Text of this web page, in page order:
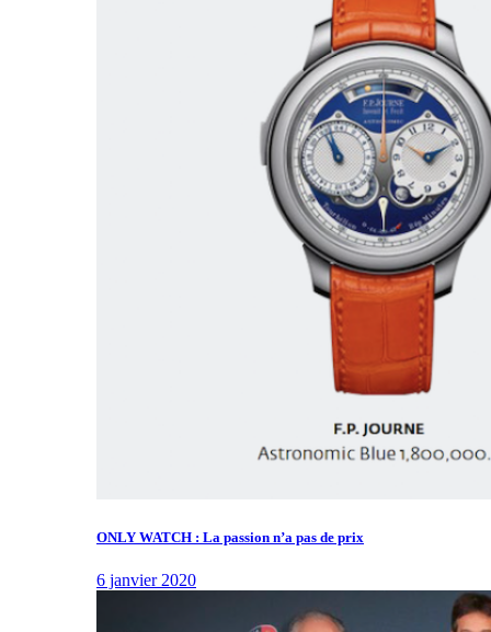
ONLY WATCH : La passion n’a pas de prix
6 janvier 2020